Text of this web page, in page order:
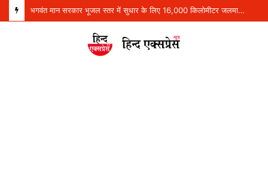
भगवंत मान सरकार भूजल स्तर में सुधार के लिए 16,000 किलोमीटर जलमार्गों (खालों) का पुनर्जीवन कर रही है: हरपाल सिंह चीमा